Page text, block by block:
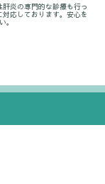
炎の専門的な診療も行っ
応しております。安心を
。